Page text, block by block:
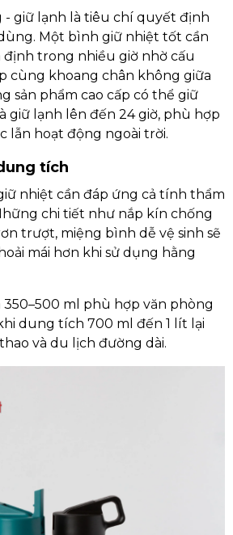
- giữ lạnh là tiêu chí quyết định
Một bình giữ nhiệt tốt cần
trong nhiều giờ nhờ cấu
cùng khoang chân không giữa
sản phẩm cao cấp có thể giữ
giữ lạnh lên đến 24 giờ, phù hợp
lẫn hoạt động ngoài trời.
tích
nhiệt cần đáp ứng cả tính thẩm
chi tiết như nắp kín chống
trượt, miệng bình dễ vệ sinh sẽ
mái hơn khi sử dụng hằng
ml phù hợp văn phòng
dung tích 700 ml đến 1 lít lại
và du lịch đường dài.